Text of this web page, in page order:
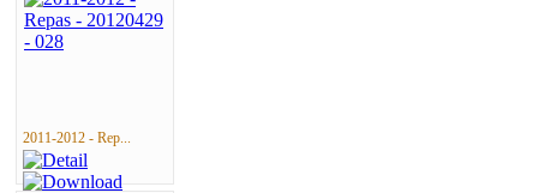
2011-2012 - Rep...